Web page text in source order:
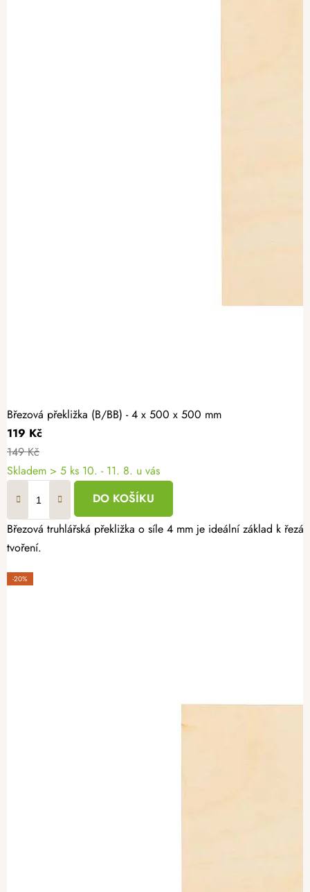
Březová překližka (B/BB) - 4 x 500 x 500 mm
119 Kč
149 Kč
Skladem > 5 ks 10. - 11. 8. u vás
DO KOŠÍKU
Březová truhlářská překližka o síle 4 mm je ideální základ k
tvoření.
-20%